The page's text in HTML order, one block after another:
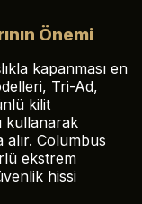
Önemi
kapanması en
Tri-Ad,
kilit
kullanarak
alır. Columbus
ekstrem
hissi